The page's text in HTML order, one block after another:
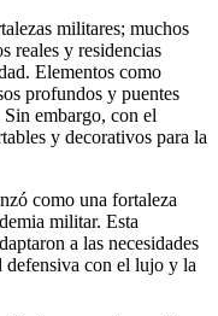
militares; muchos
reales y residencias
Elementos como
profundos y puentes
Sin embargo, con el
y decorativos para la
como una fortaleza
militar. Esta
a las necesidades
defensiva con el lujo y la